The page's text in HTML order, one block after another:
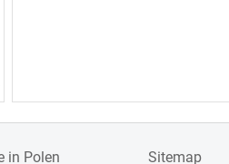
in Polen Sitemap